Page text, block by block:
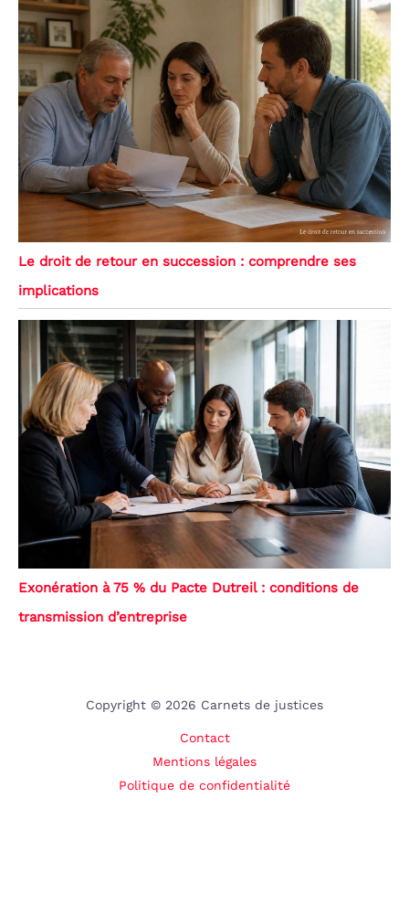
Le droit de retour en succession : comprendre ses
implications
Exonération à 75 % du Pacte Dutreil : conditions de
transmission d’entreprise
Copyright © 2026 Carnets de justices
Contact
Mentions légales
Politique de confidentialité